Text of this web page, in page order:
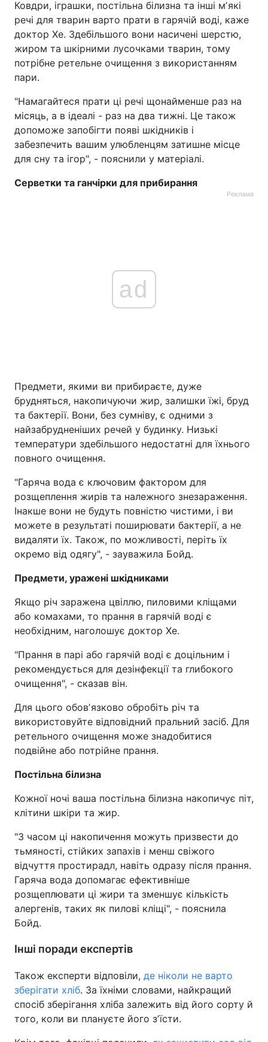
Ковдри, іграшки, постільна білизна та інші мʼякі
речі для тварин варто прати в гарячій воді, каже
доктор Хе. Здебільшого вони насичені шерстю,
жиром та шкірними лусочками тварин, тому
потрібне ретельне очищення з використанням
пари.
"Намагайтеся прати ці речі щонайменше раз на
місяць, а в ідеалі - раз на два тижні. Це також
допоможе запобігти появі шкідників і
забезпечить вашим улюбленцям затишне місце
для сну та ігор", - пояснили у матеріалі.
Серветки та ганчірки для прибирання
Реклама
ad
Предмети, якими ви прибираєте, дуже
брудняться, накопичуючи жир, залишки їжі, бруд
та бактерії. Вони, без сумніву, є одними з
найзабрудненіших речей у будинку. Низькі
температури здебільшого недостатні для їхнього
повного очищення.
"Гаряча вода є ключовим фактором для
розщеплення жирів та належного знезараження.
Інакше вони не будуть повністю чистими, і ви
можете в результаті поширювати бактерії, а не
видаляти їх. Також, по можливості, періть їх
окремо від одягу", - зауважила Бойд.
Предмети, уражені шкідниками
Якщо річ заражена цвіллю, пиловими кліщами
або комахами, то прання в гарячій воді є
необхідним, наголошує доктор Хе.
"Прання в парі або гарячій воді є доцільним і
рекомендується для дезінфекції та глибокого
очищення", - сказав він.
Для цього обовʼязково обробіть річ та
використовуйте відповідний пральний засіб. Для
ретельного очищення може знадобитися
подвійне або потрійне прання.
Постільна білизна
Кожної ночі ваша постільна білизна накопичує піт,
клітини шкіри та жир.
"З часом ці накопичення можуть призвести до
тьмяності, стійких запахів і менш свіжого
відчуття простирадл, навіть одразу після прання.
Гаряча вода допомагає ефективніше
розщеплювати ці жири та зменшує кількість
алергенів, таких як пилові кліщі", - пояснила
Бойд.
Інші поради експертів
Також експерти відповіли, де ніколи не варто
зберігати хліб. За їхніми словами, найкращий
спосіб зберігання хліба залежить від його сорту й
того, коли ви плануєте його зʼїсти.